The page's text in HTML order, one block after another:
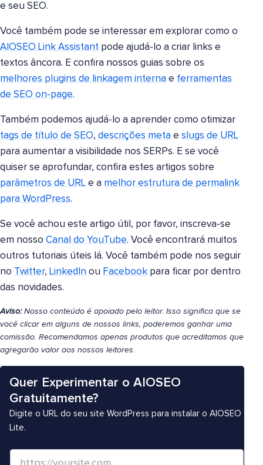
e seu SEO.
Você também pode se interessar em explorar como o
AIOSEO Link Assistant pode ajudá-lo a criar links e
textos âncora. E confira nossos guias sobre os
melhores plugins de linkagem interna e ferramentas
de SEO on-page.
Também podemos ajudá-lo a aprender como otimizar
tags de título de SEO, descrições meta e slugs de URL
para aumentar a visibilidade nos SERPs. E se você
quiser se aprofundar, confira estes artigos sobre
parâmetros de URL e a melhor estrutura de permalink
para WordPress.
Se você achou este artigo útil, por favor, inscreva-se
em nosso Canal do YouTube. Você encontrará muitos
outros tutoriais úteis lá. Você também pode nos seguir
no Twitter, LinkedIn ou Facebook para ficar por dentro
das novidades.
Aviso:Nosso conteúdo é apoiado pelo leitor. Isso significa que se
você clicar em alguns de nossos links, poderemos ganhar uma
comissão. Recomendamos apenas produtos que acreditamos que
agregarão valor aos nossos leitores.
Quer Experimentar o AIOSEO
Gratuitamente?
Digite o URL do seu site WordPress para instalar o AIOSEO
Lite.